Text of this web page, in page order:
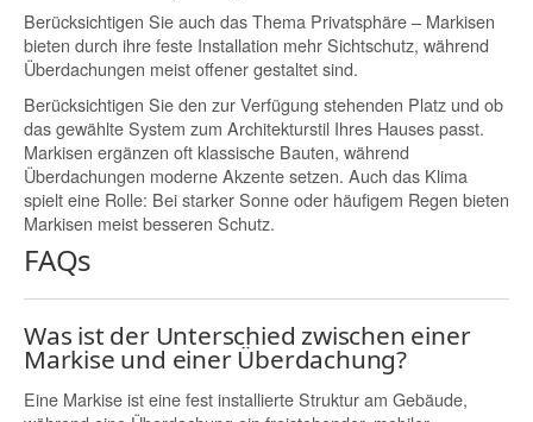
Berücksichtigen Sie auch das Thema Privatsphäre – Markisen
bieten durch ihre feste Installation mehr Sichtschutz, während
Überdachungen meist offener gestaltet sind.
Berücksichtigen Sie den zur Verfügung stehenden Platz und ob
das gewählte System zum Architekturstil Ihres Hauses passt.
Markisen ergänzen oft klassische Bauten, während
Überdachungen moderne Akzente setzen. Auch das Klima
spielt eine Rolle: Bei starker Sonne oder häufigem Regen bieten
Markisen meist besseren Schutz.
FAQs
Was ist der Unterschied zwischen einer
Markise und einer Überdachung?
Eine Markise ist eine fest installierte Struktur am Gebäude,